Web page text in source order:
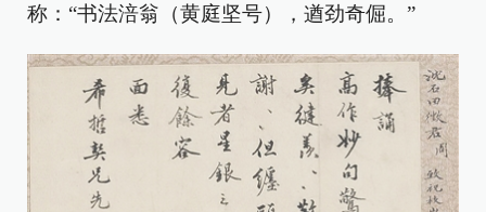
称：“书法涪翁（黄庭坚号），遒劲奇倔。”